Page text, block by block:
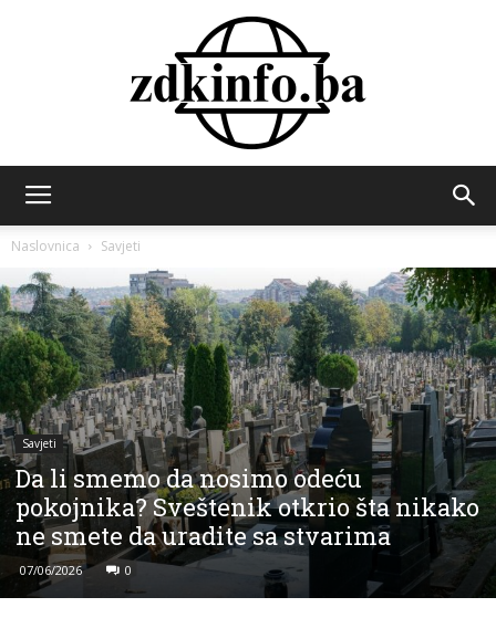
INFO
Naslovnica Savjeti
Savjeti
Da li smemo da nosimo odeću
pokojnika? Sveštenik otkrio šta nikako
ne smete da uradite sa stvarima
07/06/2026 0